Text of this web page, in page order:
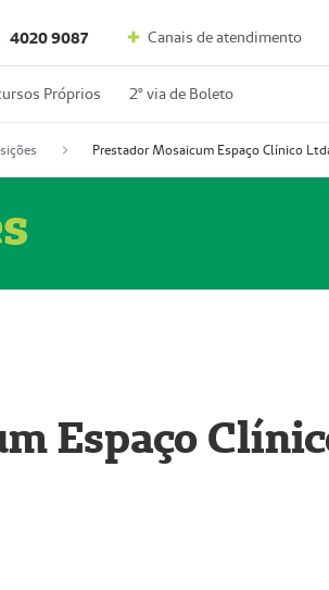
4020 9087 Canais de atendimento
Próprios 2º via de Boleto
Espaço